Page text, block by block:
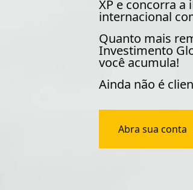
XP e concorra a
internacional
Quanto mais
Investimento
você acumula!
Ainda não é
Abra sua conta